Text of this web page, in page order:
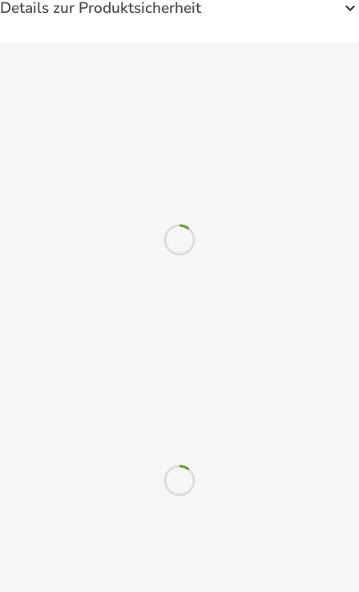
Details zur Produktsicherheit